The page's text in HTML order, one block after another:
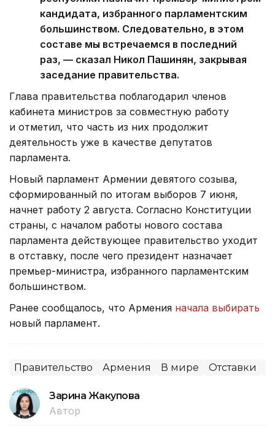
кандидата, избранного парламентским
большинством. Следовательно, в этом
составе мы встречаемся в последний
раз, — сказал Никол Пашинян, закрывая
заседание правительства.
Глава правительства поблагодарил членов
кабинета министров за совместную работу
и отметил, что часть из них продолжит
деятельность уже в качестве депутатов
парламента.
Новый парламент Армении девятого созыва,
сформированный по итогам выборов 7 июня,
начнет работу 2 августа. Согласно Конституции
страны, с началом работы нового состава
парламента действующее правительство уходит
в отставку, после чего президент назначает
премьер-министра, избранного парламентским
большинством.
Ранее сообщалось, что Армения начала выбирать
новый парламент.
Правительство Армения В мире Отставки
Зарина Жакупова
Автор